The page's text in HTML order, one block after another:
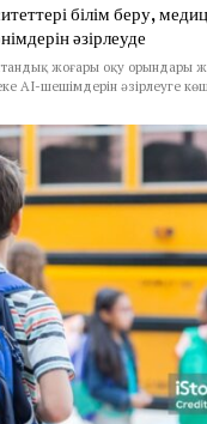
білім беру,
әзірлеуде
жоғары оқу орындары
AI-шешімдерін әзірлеуге